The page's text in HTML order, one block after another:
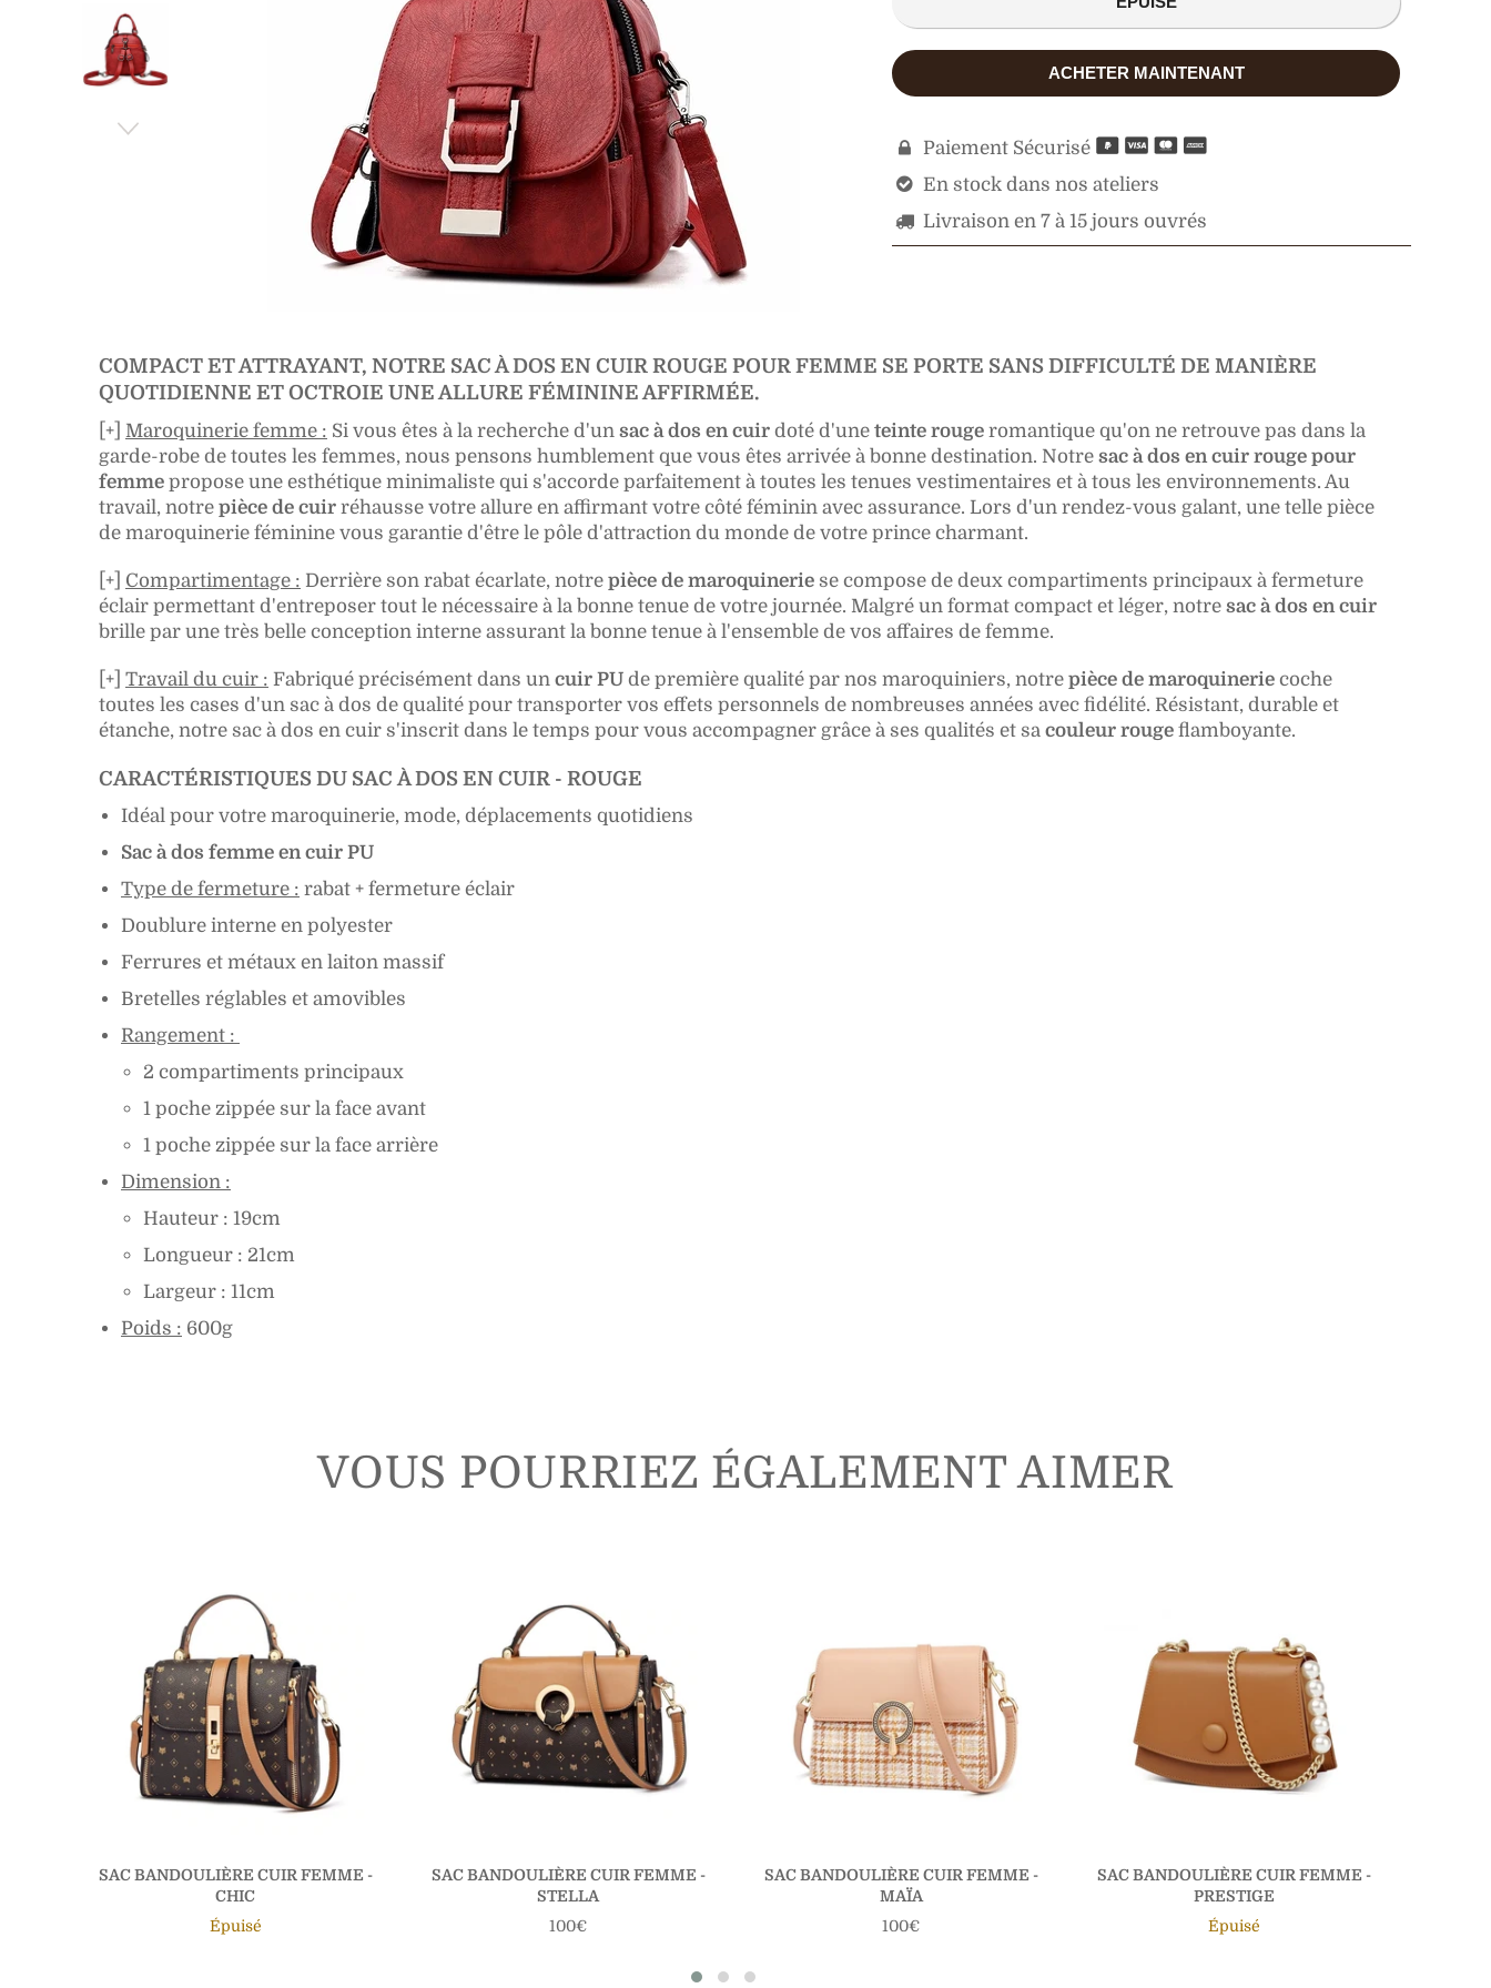
ACHETER MAINTENANT
 Paiement Sécurisé
 En stock dans nos ateliers
 Livraison en 7 à 15 jours ouvrés
COMPACT ET ATTRAYANT, NOTRE SAC À DOS EN CUIR ROUGE POUR FEMME SE PORTE SANS DIFFICULTÉ DE MANIÈRE
QUOTIDIENNE ET OCTROIE UNE ALLURE FÉMININE AFFIRMÉE.
[+] Maroquinerie femme : Si vous êtes à la recherche d'un sac à dos en cuir doté d'une teinte rouge romantique qu'on ne retrouve pas dans la
garde-robe de toutes les femmes, nous pensons humblement que vous êtes arrivée à bonne destination. Notre sac à dos en cuir rouge pour
femme propose une esthétique minimaliste qui s'accorde parfaitement à toutes les tenues vestimentaires et à tous les environnements. Au
travail, notre pièce de cuir réhausse votre allure en affirmant votre côté féminin avec assurance. Lors d'un rendez-vous galant, une telle pièce
de maroquinerie féminine vous garantie d'être le pôle d'attraction du monde de votre prince charmant.
[+] Compartimentage : Derrière son rabat écarlate, notre pièce de maroquinerie se compose de deux compartiments principaux à fermeture
éclair permettant d'entreposer tout le nécessaire à la bonne tenue de votre journée. Malgré un format compact et léger, notre sac à dos en cuir
brille par une très belle conception interne assurant la bonne tenue à l'ensemble de vos affaires de femme.
[+] Travail du cuir : Fabriqué précisément dans un cuir PU de première qualité par nos maroquiniers, notre pièce de maroquinerie coche
toutes les cases d'un sac à dos de qualité pour transporter vos effets personnels de nombreuses années avec fidélité. Résistant, durable et
étanche, notre sac à dos en cuir s'inscrit dans le temps pour vous accompagner grâce à ses qualités et sa couleur rouge flamboyante.
CARACTÉRISTIQUES DU SAC À DOS EN CUIR - ROUGE
Idéal pour votre maroquinerie, mode, déplacements quotidiens
Sac à dos femme en cuir PU
Type de fermeture : rabat + fermeture éclair
Doublure interne en polyester
Ferrures et métaux en laiton massif
Bretelles réglables et amovibles
Rangement :
2 compartiments principaux
1 poche zippée sur la face avant
1 poche zippée sur la face arrière
Dimension :
Hauteur : 19cm
Longueur : 21cm
Largeur : 11cm
Poids : 600g
VOUS POURRIEZ ÉGALEMENT AIMER
SAC BANDOULIÈRE CUIR FEMME -
CHIC
Épuisé
SAC BANDOULIÈRE CUIR FEMME -
STELLA
Prix
100€
SAC BANDOULIÈRE CUIR FEMME -
MAÏA
Prix
100€
SAC BANDOULIÈRE CUIR FEMME -
PRESTIGE
Épuisé